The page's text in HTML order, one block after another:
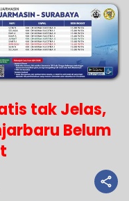
tak Jelas,
Belum